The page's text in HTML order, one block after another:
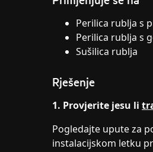
Perilica rublja s
Perilica rublja s
Sušilica rublja
Rješenje
1. Provjerite jesu li
Pogledajte upute za
instalacijskom letku